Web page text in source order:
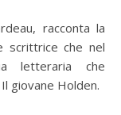
scrittrice che nel
letteraria che
giovane Holden.